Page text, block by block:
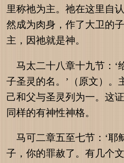
里称祂为主。祂在这里自
然成为肉身，作了大卫的
主，因祂就是神。
马太二十八章十九节：‘
子圣灵的名。’（原文）。
己和父与圣灵列为一。这
同样的有神性神格。
马可二章五至七节：‘
子，你的罪赦了。有几个